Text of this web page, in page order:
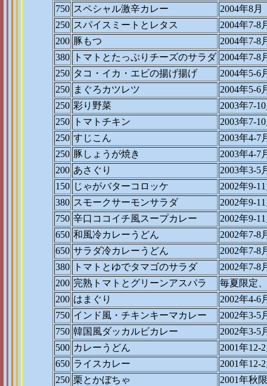
750 スペシャル激辛カレー
2004年8月
250 スパイスミートとレタス
2004年7-8
200 豚もつ
2004年7-8
380
トマトとたっぷりチーズのサラダ 2004年7-8
250 タコ・イカ・エビの揚げ揚げ
2004年5-6
250 まぐろカツレツ
2004年5-6
250 彩り野菜
2003年7-
250
トマトチキン
2003年7-
250 すじこん
2003年4-7
250 豚しょうが焼き
2003年4-7
200 あさぐり
2003年3-5
150 じゃがバターコロッケ
2002年9-
380 スモークサーモンサラダ
2002年9-
750 辛口ココイチ風スープカレー
2002年9-
650 和風冷カレーうどん
2002年7-8
650 サラダ冷カレーうどん
2002年7-8
380
トマトとゆでタマゴのサラダ
2002年7-8
200 完熟トマトとグリーンアスパラ
毎夏限定
200 はまぐり
2002年4-6
750 インド風・チキンキーマカレー
2002年3-5
750 韓国風ダッカルビカレー
2002年3-5
500 カレーうどん
2001年12-
650 ライスカレー
2001年12-
250 栗とかぼちゃ 2001年秋